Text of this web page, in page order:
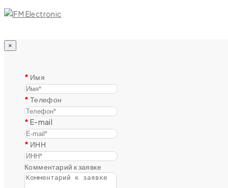
×
Имя
Телефон
E-mail
ИНН
Комментарий к заявке